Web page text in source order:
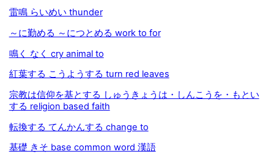
雷鳴 らいめい thunder
～に勤める ～につとめる work to for
鳴く なく cry animal to
紅葉する こうようする turn red leaves
宗教は信仰を基とする しゅうきょうは・しんこうを・もとい
する religion based faith
転換する てんかんする change to
基礎 きそ base common word 漢語